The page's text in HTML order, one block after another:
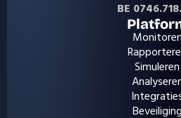
BE
Monitoren
Simuleren
Beveiliging